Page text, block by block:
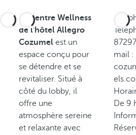
Centre Wellness
de l'hôtel Allegro
Cozumel est un
espace conçu pour
se détendre et se
revitaliser. Situé à
côté du lobby, il
offre une
atmosphère sereine
et relaxante avec
mail :
De 9